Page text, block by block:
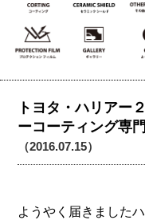
トヨタ・ハリアー
ーコーティング専
（2016.07.15）
ようやく届きましたハ